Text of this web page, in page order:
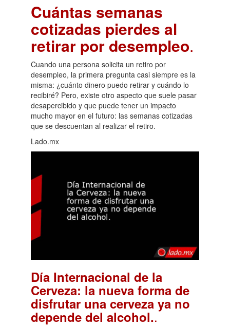
Cuántas semanas
cotizadas pierdes al
retirar por desempleo.
Cuando una persona solicita un retiro por
desempleo, la primera pregunta casi siempre es la
misma: ¿cuánto dinero puedo retirar y cuándo lo
recibiré? Pero, existe otro aspecto que suele pasar
desapercibido y que puede tener un impacto
mucho mayor en el futuro: las semanas cotizadas
que se descuentan al realizar el retiro.
Lado.mx
Día Internacional de la
Cerveza: la nueva forma de
disfrutar una cerveza ya no
depende del alcohol..